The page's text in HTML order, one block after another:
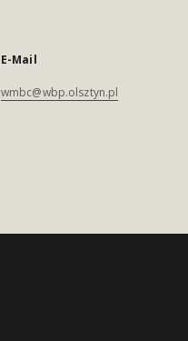
E-Mail
wmbc@wbp.olsztyn.pl